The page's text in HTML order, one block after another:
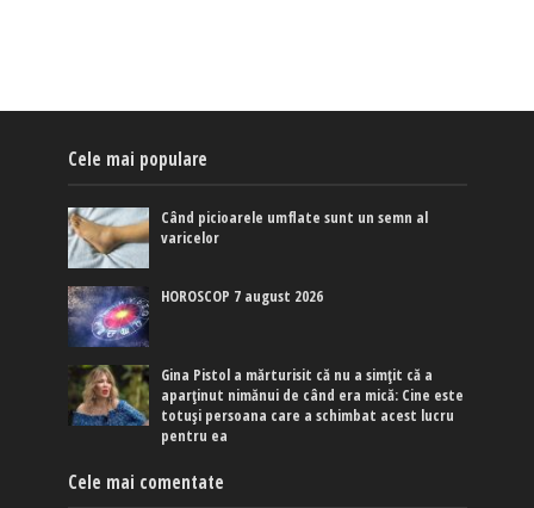
Cele mai populare
Când picioarele umflate sunt un semn al
varicelor
HOROSCOP 7 august 2026
Gina Pistol a mărturisit că nu a simțit că a
aparținut nimănui de când era mică: Cine este
totuși persoana care a schimbat acest lucru
pentru ea
Cele mai comentate